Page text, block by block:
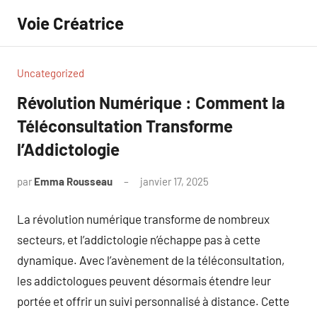
contenu
Voie Créatrice
Uncategorized
Révolution Numérique : Comment la
Téléconsultation Transforme
l’Addictologie
par Emma Rousseau janvier 17, 2025
La révolution numérique transforme de nombreux
secteurs, et l’addictologie n’échappe pas à cette
dynamique. Avec l’avènement de la téléconsultation,
les addictologues peuvent désormais étendre leur
portée et offrir un suivi personnalisé à distance. Cette